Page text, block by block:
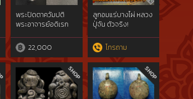
พระปิดตาควัมปติ
พระอาจารย์อดิเรก
22,000
ลูกอมแร่บางไผ่ หลวง
ปุ่จัน ตัวจริง!
โทรถาม